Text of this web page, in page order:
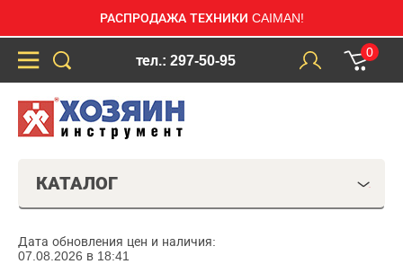
РАСПРОДАЖА ТЕХНИКИ CAIMAN!
тел.: 297-50-95
0
КАТАЛОГ
Дата обновления цен и наличия:
07.08.2026 в 18:41